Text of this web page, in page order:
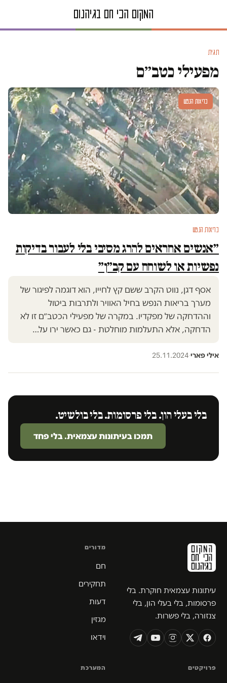
תגית
מפעילי כטב״ם
בריאות הנפש
בריאות הנפש
״אנשים אחראים להרג מסיבי בלי לעבור בדיקות
נפשיות או לשוחח עם קב״ן״
אסף דגן, נווט הקרב ששם קץ לחייו, הוא דוגמה לפיגור של
מערך בריאות הנפש בחיל האוויר ולתרבות ביטול
וההדחקה של מפקדיו. במקרה של מפעילי הכטב״ם זו לא
הדחקה, אלא התעלמות מוחלטת - גם כאשר ירו על…
אילי פארי·
25.11.2024
בלי בעלי הון. בלי פרסומות. בלי בולשיט.
תמכו בעיתונות עצמאית. בלי פחד
עיתונות עצמאית חוקרת. בלי
פרסומות, בלי בעלי הון, בלי
צנזורה, בלי פשרות.
מדורים
חם
תחקירים
דעות
מגזין
וידאו
פרויקטים המערכת